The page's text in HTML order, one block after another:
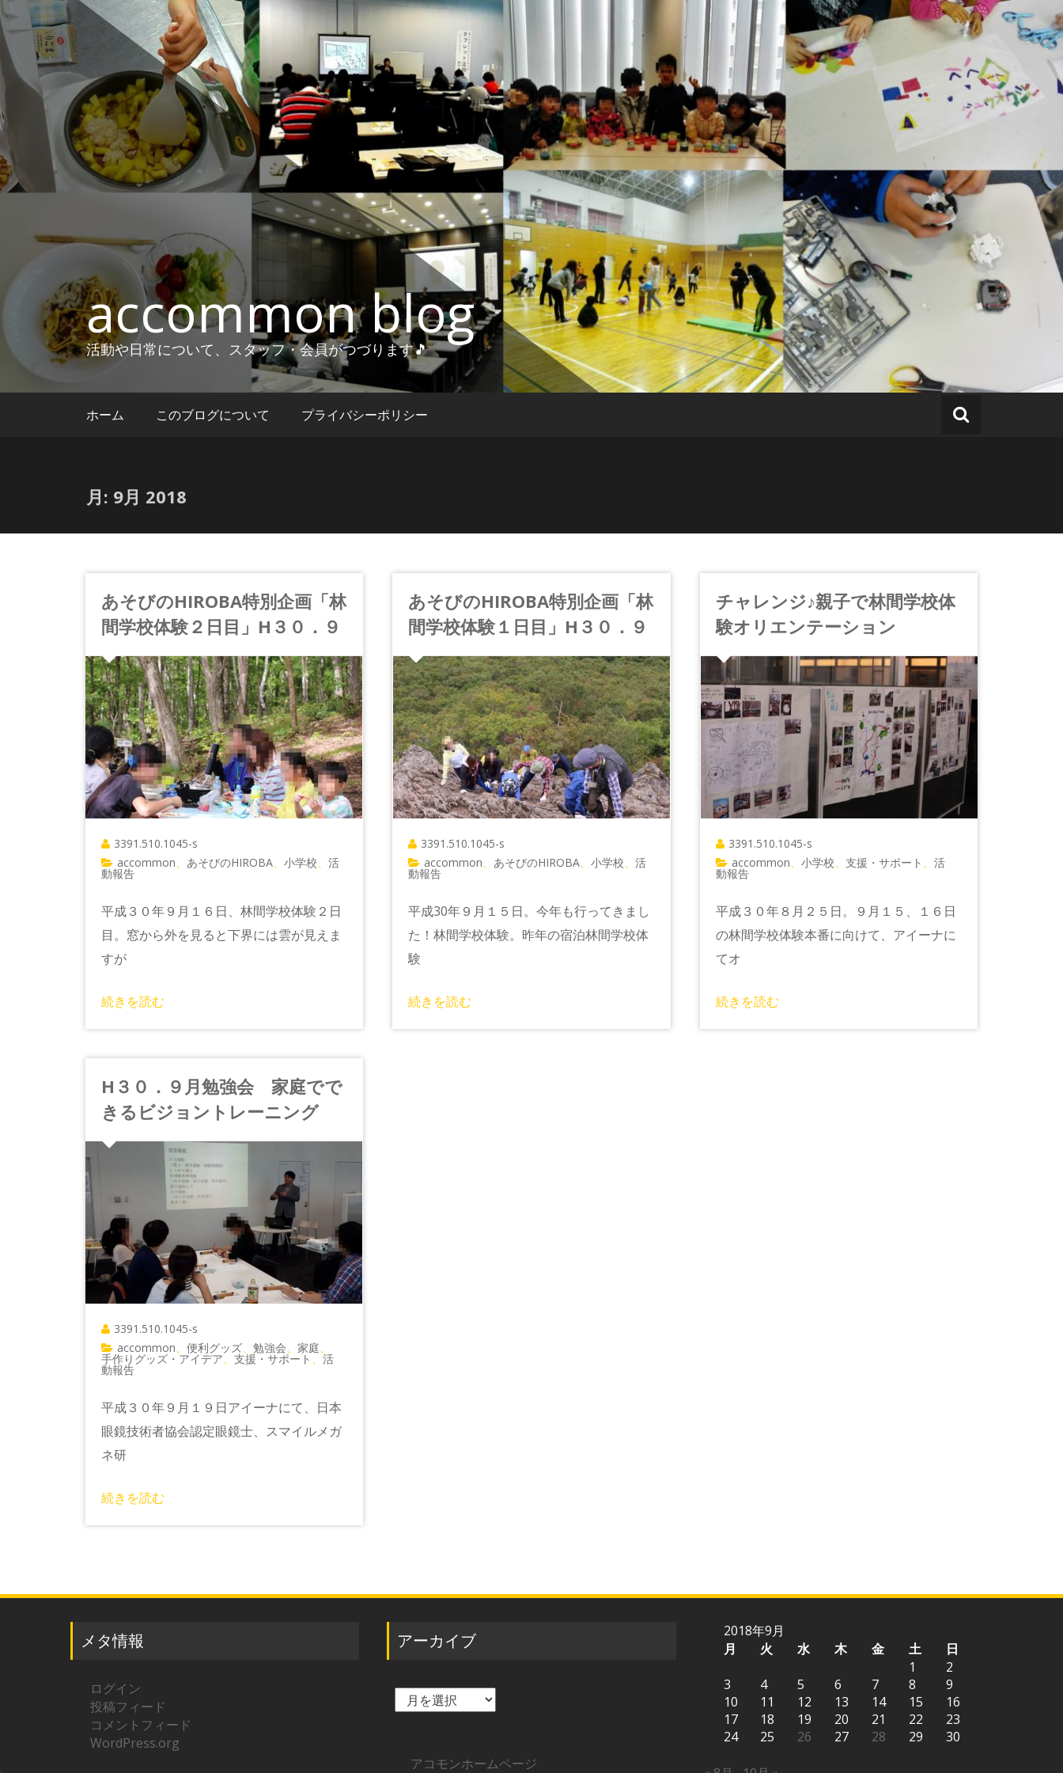
コ
ン
テ
ン
ツ
ス
キ
ッ
プ
accommon blog
活動や日常について、スタッフ・会員がつづります🎵
ホーム このブログについて プライバシーポリシー
月: 9月 2018
あそびのHIROBA特別企画「林
間学校体験２日目」H３０．９
3391.510.1045-s
accommon
あそびのHIROBA 小学校 活
動報告
平成３０年９月１６日、林間学校体験２日
目。窓から外を見ると下界には雲が見えま
すが
続きを読む
あそびのHIROBA特別企画「林
間学校体験１日目」H３０．９
3391.510.1045-s
accommon
あそびのHIROBA 、小学校 、活
動報告
平成30年９月１５日。今年も行ってきまし
た！林間学校体験。昨年の宿泊林間学校体
験
続きを読む
チャレンジ♪親子で林間学校体
験オリエンテーション
3391.510.1045-s
accommon
小学校 支援・サポート 活
動報告
平成３０年８月２５日。９月１５、１６日
の林間学校体験本番に向けて、アイーナに
てオ
続きを読む
H３０．９月勉強会 家庭でで
きるビジョントレーニング
3391.510.1045-s
accommon
便利グッズ、 勉強会 家庭
手作りグッズ・アイデア 支援・サポート 活
動報告
平成３０年９月１９日アイーナにて、日本
眼鏡技術者協会認定眼鏡士、スマイルメガ
ネ研
続きを読む
メタ情報
ログイン
投稿フィード
コメントフィード
WordPress.org
アーカイブ
ア
アコモンホームページ
2018年9月
月
火 水 木 金 土
日
1
2
3
4 5 6 7 8
9
10
11 12 13 14 15
16
17
18 19 20 21 22
23
24
25 26 27 28 29 30